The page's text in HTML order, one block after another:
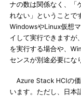
ナの数は関係なく、「
れない」ということで
WindowsやLinux仮想
イして実行できますが
を実行する場合や、
センスが別途必要にな
Azure Stack HCIの価
います。ただし、日本